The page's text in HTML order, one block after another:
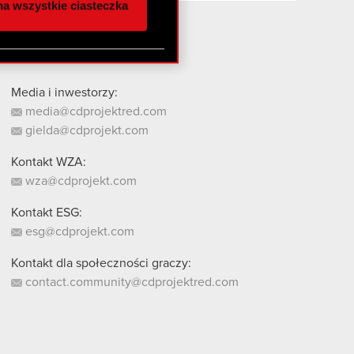
innymi danymi
z naszej witryny,
wszystkie ciasteczka
Media i inwestorzy:
media@cdprojektred.com
gielda@cdprojekt.com
Kontakt WZA:
wza@cdprojekt.com
Kontakt ESG:
esg@cdprojekt.com
Kontakt dla społeczności graczy:
contact.community@cdprojektred.com